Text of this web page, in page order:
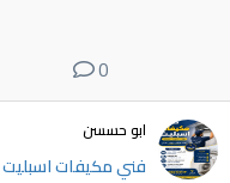
0
ابو حسسن
فني مكيفات اسبليت فك